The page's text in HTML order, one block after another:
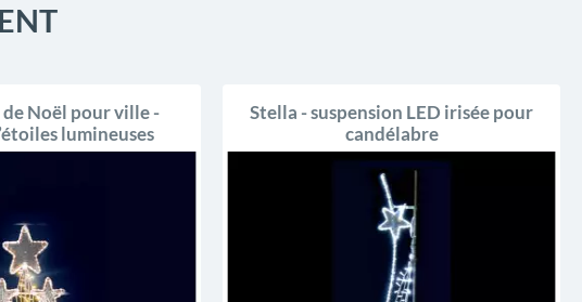
Noël pour ville -
lumineuses
Stella - suspension LED irisée pour
candélabre